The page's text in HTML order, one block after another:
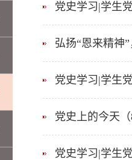
党史学习|学生
弘扬“恩来精神
党史学习|学生
党史上的今天
党史学习|学生